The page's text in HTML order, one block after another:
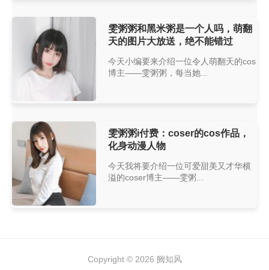
雯粥粥和黑米粥是一个人吗，萌翻
天的图片大放送，绝不能错过
今天小编要来介绍一位令人萌翻天的cos
博主——雯粥粥，每当她...
雯粥粥i付费：coser的cos作品，
化身动漫人物
今天我将要介绍一位可爱甜美又才华横
溢的coser博主——雯粥...
Copyright © 2026 阙知风